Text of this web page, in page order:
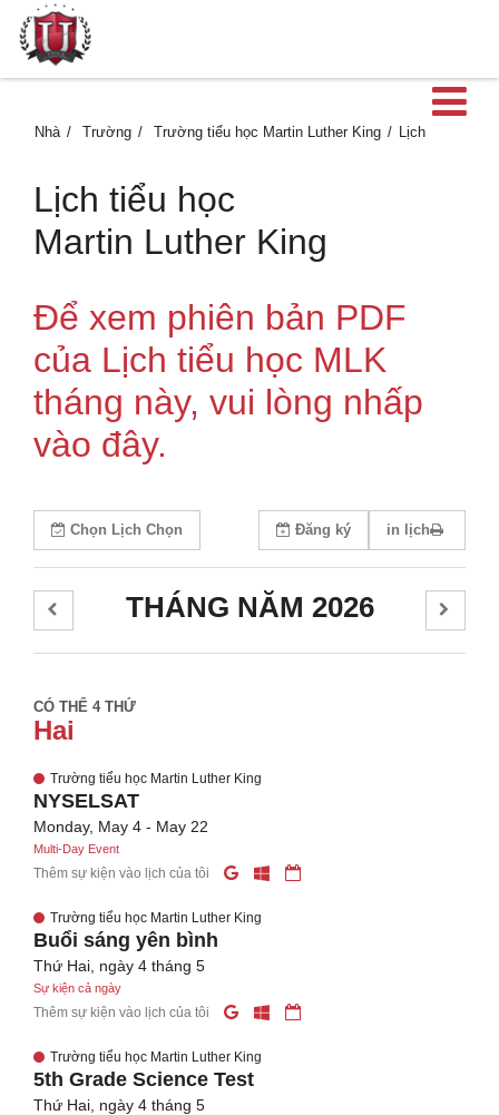
Nhà Trường Trường tiểu học Martin Luther King Lịch
Lịch tiểu học
Martin Luther King
Để xem phiên bản PDF
của Lịch tiểu học MLK
tháng này, vui lòng nhấp
vào đây.
Chọn Lịch Chọn Đăng ký in lịch
THÁNG NĂM 2026
CÓ THỂ 4 THỨ
Hai
Trường tiểu học Martin Luther King
NYSELSAT
Monday, May 4 - May 22
Multi-Day Event
Thêm sự kiện vào lịch của tôi
Trường tiểu học Martin Luther King
Buổi sáng yên bình
Thứ Hai, ngày 4 tháng 5
Sự kiện cả ngày
Thêm sự kiện vào lịch của tôi
Trường tiểu học Martin Luther King
5th Grade Science Test
Thứ Hai, ngày 4 tháng 5